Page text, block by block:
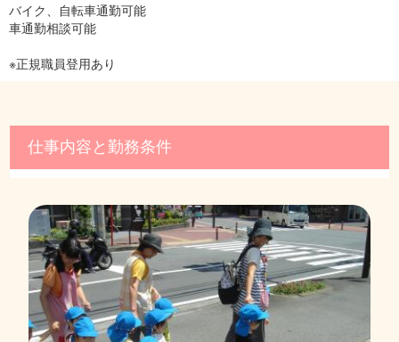
バイク、自転車通勤可能
車通勤相談可能
※正規職員登用あり
仕事内容と勤務条件